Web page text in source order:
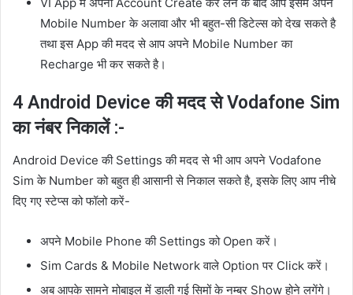
Mobile Number के अलावा और भी बहुत-सी डिटेल्स को देख सकते है
तथा इस App की मदद से आप अपने Mobile Number का
Recharge भी कर सकते है।
4 Android Device की मदद से Vodafone Sim
का नंबर निकालें :-
Android Device की Settings की मदद से भी आप अपने Vodafone
Sim के Number को बहुत ही आसानी से निकाल सकते है, इसके लिए आप नीचे
दिए गए स्टेप्स को फॉलो करें-
अपने Mobile Phone की Settings को Open करें।
Sim Cards & Mobile Network वाले Option पर Click करें।
अब आपके सामने मोबाइल में डाली गई सिमों के नम्बर Show होने लगेंगे।